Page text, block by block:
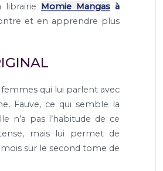
librairie Momie Mangasà
et en apprendre plus
qui lui parlent avec
Fauve, ce qui semble la
n’a pas l’habitude de ce
mais lui permet de
sur le second tome de